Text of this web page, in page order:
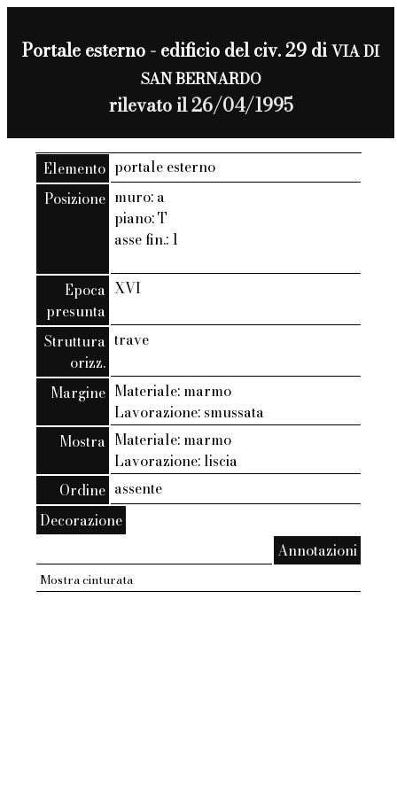
Portale esterno - edificio del civ. 29 diVIA DI
SAN BERNARDO
rilevato il 26/04/1995
Elemento portale esterno
Posizione muro: a
piano: T
asse fin.: 1
Epoca
presunta
XVI
Struttura
orizz.
trave
Margine Materiale: marmo
Lavorazione: smussata
Mostra Materiale: marmo
Lavorazione: liscia
Ordine assente
Decorazione
Annotazioni
Mostra cinturata